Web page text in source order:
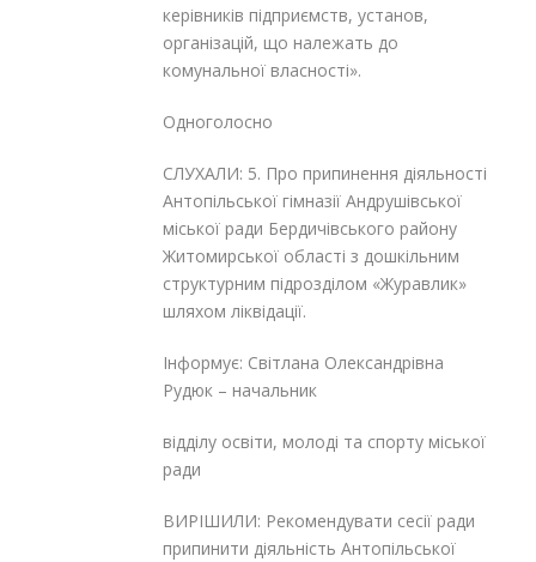
керівників підприємств, установ,
організацій, що належать до
комунальної власності».
Одноголосно
СЛУХАЛИ: 5. Про припинення діяльності
Антопільської гімназії Андрушівської
міської ради Бердичівського району
Житомирської області з дошкільним
структурним підрозділом «Журавлик»
шляхом ліквідації.
Інформує: Світлана Олександрівна
Рудюк – начальник
відділу освіти, молоді та спорту міської
ради
ВИРІШИЛИ: Рекомендувати сесії ради
припинити діяльність Антопільської